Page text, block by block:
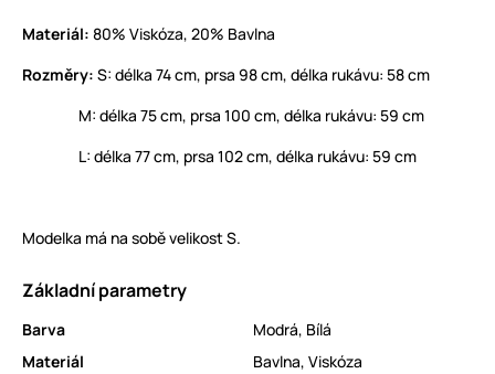
Materiál: 80% Viskóza, 20% Bavlna
Rozměry: S: délka 74 cm, prsa 98 cm, délka rukávu: 58 cm
M: délka 75 cm, prsa 100 cm, délka rukávu: 59 cm
L: délka 77 cm, prsa 102 cm, délka rukávu: 59 cm
Modelka má na sobě velikost S.
Základní parametry
Barva Modrá, Bílá
Materiál
Bavlna, Viskóza